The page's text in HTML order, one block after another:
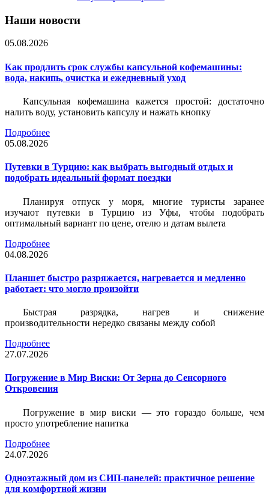
Наши новости
05.08.2026
Как продлить срок службы капсульной кофемашины:
вода, накипь, очистка и ежедневный уход
Капсульная кофемашина кажется простой: достаточно
налить воду, установить капсулу и нажать кнопку
Подробнее
05.08.2026
Путевки в Турцию: как выбрать выгодный отдых и
подобрать идеальный формат поездки
Планируя отпуск у моря, многие туристы заранее
изучают путевки в Турцию из Уфы, чтобы подобрать
оптимальный вариант по цене, отелю и датам вылета
Подробнее
04.08.2026
Планшет быстро разряжается, нагревается и медленно
работает: что могло произойти
Быстрая разрядка, нагрев и снижение
производительности нередко связаны между собой
Подробнее
27.07.2026
Погружение в Мир Виски: От Зерна до Сенсорного
Откровения
Погружение в мир виски — это гораздо больше, чем
просто употребление напитка
Подробнее
24.07.2026
Одноэтажный дом из СИП-панелей: практичное решение
для комфортной жизни